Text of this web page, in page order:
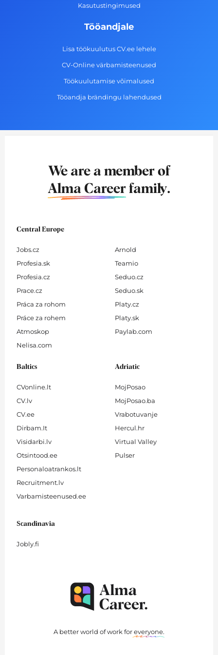
Kasutustingimused
Tööandjale
Lisa töökuulutus CV.ee lehele
CV-Online värbamisteenused
Töökuulutamise võimalused
Tööandja brändingu lahendused
We are a member of
Alma Career family.
Central Europe
Jobs.cz
Profesia.sk
Profesia.cz
Prace.cz
Práca za rohom
Práce za rohem
Atmoskop
Nelisa.com
Arnold
Teamio
Seduo.cz
Seduo.sk
Platy.cz
Platy.sk
Paylab.com
Baltics
CVonline.lt
CV.lv
CV.ee
Dirbam.It
Visidarbi.lv
Otsintood.ee
Personaloatrankos.lt
Recruitment.lv
Varbamisteenused.ee
Adriatic
MojPosao
MojPosao.ba
Vrabotuvanje
Hercul.hr
Virtual Valley
Pulser
Scandinavia
Jobly.fi
A better world of work foreveryone.